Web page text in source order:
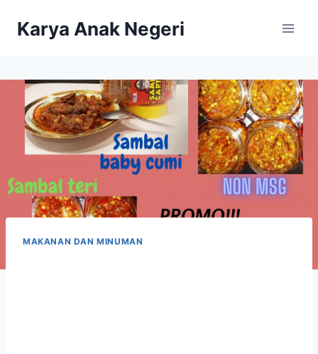
Karya Anak Negeri
MAKANAN DAN MINUMAN